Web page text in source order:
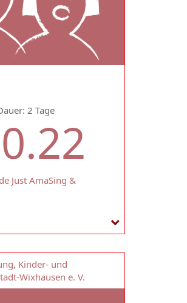
2 Tage
Just AmaSing &
, Kinder- und
Wixhausen e. V.